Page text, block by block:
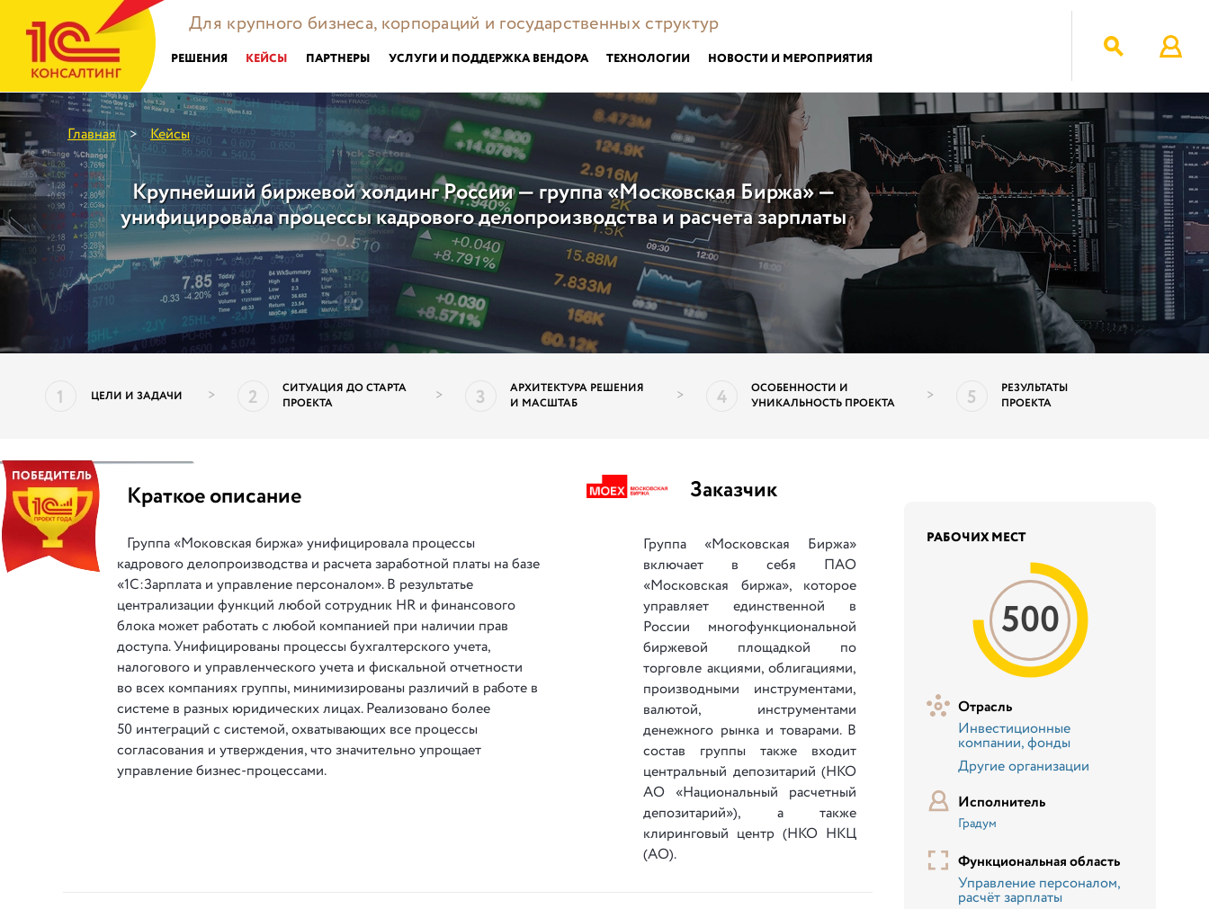
Для крупного бизнеса, корпораций и государственных структур
РЕШЕНИЯ КЕЙСЫ ПАРТНЕРЫ УСЛУГИ И ПОДДЕРЖКА ВЕНДОРА ТЕХНОЛОГИИ НОВОСТИ И МЕРОПРИЯТИЯ
Главная > Кейсы
Крупнейший биржевой холдинг России — группа «Московская Биржа» —
унифицировала процессы кадрового делопроизводства и расчета зарплаты
1 ЦЕЛИ И ЗАДАЧИ > 2
СИТУАЦИЯ ДО СТАРТА
ПРОЕКТА
> 3
АРХИТЕКТУРА РЕШЕНИЯ
И МАСШТАБ
> 4
ОСОБЕННОСТИ И
УНИКАЛЬНОСТЬ ПРОЕКТА
> 5
РЕЗУЛЬТАТЫ
ПРОЕКТА
|| Краткое описание
Группа «Моковская биржа» унифицировала процессы
кадрового делопроизводства и расчета заработной платы на базе
«1С:Зарплата и управление персоналом». В результатье
централизации функций любой сотрудник HR и финансового
блока может работать с любой компанией при наличии прав
доступа. Унифицированы процессы бухгалтерского учета,
налогового и управленческого учета и фискальной отчетности
во всех компаниях группы, минимизированы различий в работе в
системе в разных юридических лицах. Реализовано более
50 интеграций с системой, охватывающих все процессы
согласования и утверждения, что значительно упрощает
управление бизнес-процессами.
Заказчик
Группа «Московская Биржа»
включает в себя ПАО
«Московская биржа», которое
управляет единственной в
России многофункциональной
биржевой площадкой по
торговле акциями, облигациями,
производными инструментами,
валютой, инструментами
денежного рынка и товарами. В
состав группы также входит
центральный депозитарий (НКО
АО «Национальный расчетный
депозитарий»), а также
клиринговый центр (НКО НКЦ
(АО).
РАБОЧИХ МЕСТ
500
Отрасль
Инвестиционные
компании, фонды
Другие организации
Исполнитель
Градум
Функциональная область
Управление персоналом,
расчёт зарплаты